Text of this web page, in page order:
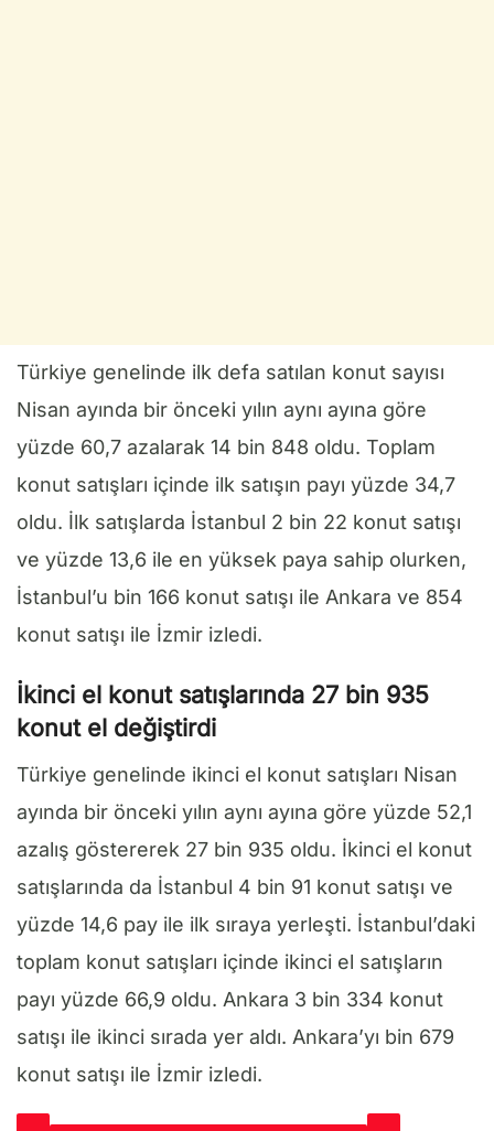
Türkiye genelinde ilk defa satılan konut sayısı
Nisan ayında bir önceki yılın aynı ayına göre
yüzde 60,7 azalarak 14 bin 848 oldu. Toplam
konut satışları içinde ilk satışın payı yüzde 34,7
oldu. İlk satışlarda İstanbul 2 bin 22 konut satışı
ve yüzde 13,6 ile en yüksek paya sahip olurken,
İstanbul’u bin 166 konut satışı ile Ankara ve 854
konut satışı ile İzmir izledi.
İkinci el konut satışlarında 27 bin 935
konut el değiştirdi
Türkiye genelinde ikinci el konut satışları Nisan
ayında bir önceki yılın aynı ayına göre yüzde 52,1
azalış göstererek 27 bin 935 oldu. İkinci el konut
satışlarında da İstanbul 4 bin 91 konut satışı ve
yüzde 14,6 pay ile ilk sıraya yerleşti. İstanbul’daki
toplam konut satışları içinde ikinci el satışların
payı yüzde 66,9 oldu. Ankara 3 bin 334 konut
satışı ile ikinci sırada yer aldı. Ankara’yı bin 679
konut satışı ile İzmir izledi.